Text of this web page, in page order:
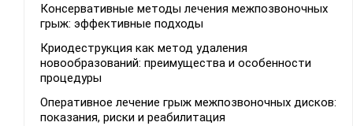
Консервативные методы лечения межпозвоночных
грыж: эффективные подходы
Криодеструкция как метод удаления
новообразований: преимущества и особенности
процедуры
Оперативное лечение грыж межпозвоночных дисков:
показания, риски и реабилитация